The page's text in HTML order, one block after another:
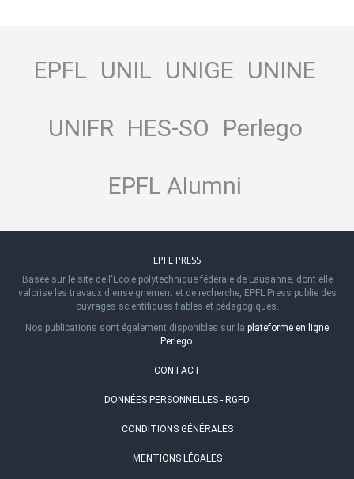
EPFL UNIL UNIGE UNINE
UNIFR HES-SO Perlego
EPFL Alumni
EPFL PRESS
Basée sur le site de l'Ecole polytechnique fédérale de Lausanne, dont elle
valorise les travaux d'enseignement et de recherche, EPFL Press publie des
ouvrages scientifiques fiables et pédagogiques.
Nos publications sont également disponibles sur la plateforme en ligne
Perlego.
CONTACT
DONNÉES PERSONNELLES - RGPD
CONDITIONS GÉNÉRALES
MENTIONS LÉGALES